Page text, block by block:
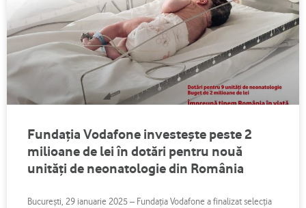
Fundația Vodafone investește peste 2
milioane de lei în dotări pentru nouă
unități de neonatologie din România
București, 29 ianuarie 2025 – Fundația Vodafone a finalizat selecția